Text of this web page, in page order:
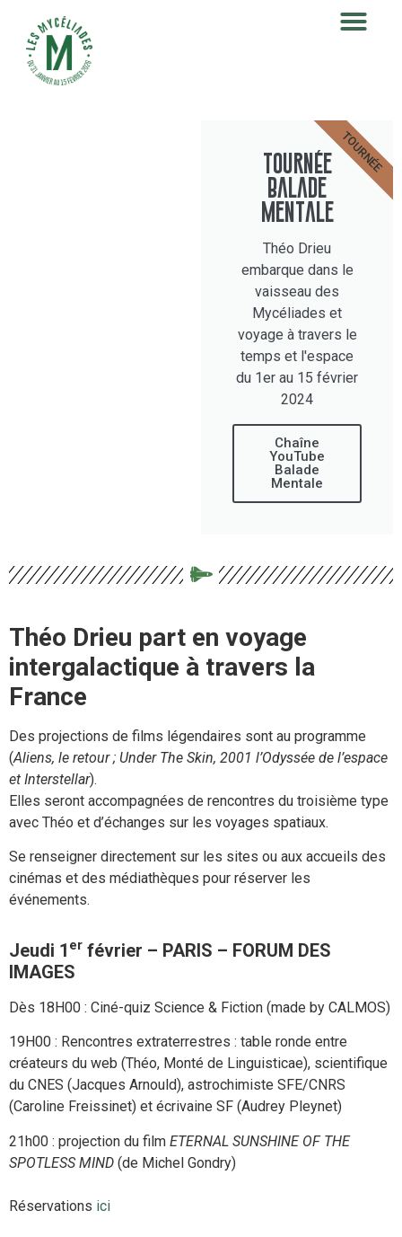
Tournée
Balade
Mentale
Théo Drieu
embarque dans le
vaisseau des
Mycéliades et
voyage à travers le
temps et l'espace
du 1er au 15 février
2024
Chaîne
YouTube
Balade
Mentale
TOURNÉE
Théo Drieu part en voyage
intergalactique à travers la
France
Des projections de films légendaires sont au programme
(Aliens, le retour ; Under The Skin, 2001 l’Odyssée de l’espace
et Interstellar).
Elles seront accompagnées de rencontres du troisième type
avec Théo et d’échanges sur les voyages spatiaux.
Se renseigner directement sur les sites ou aux accueils des
cinémas et des médiathèques pour réserver les
événements.
Jeudi 1 er février – PARIS – FORUM DES
IMAGES
Dès 18H00 : Ciné-quiz Science & Fiction (made by CALMOS)
19H00 : Rencontres extraterrestres : table ronde entre
créateurs du web (Théo, Monté de Linguisticae), scientifique
du CNES (Jacques Arnould), astrochimiste SFE/CNRS
(Caroline Freissinet) et écrivaine SF (Audrey Pleynet)
21h00 : projection du film ETERNAL SUNSHINE OF THE
SPOTLESS MIND (de Michel Gondry)
Réservations ici